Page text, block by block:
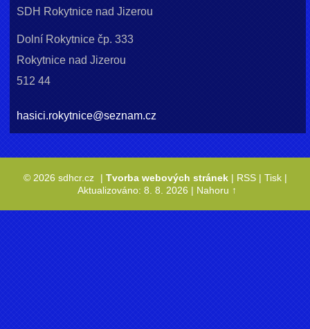
SDH Rokytnice nad Jizerou
Dolní Rokytnice čp. 333
Rokytnice nad Jizerou
512 44
hasici.rokytnice@seznam.cz
© 2026 sdhcr.cz | Tvorba webových stránek| RSS| Tisk|
Aktualizováno: 8. 8. 2026 | Nahoru ↑